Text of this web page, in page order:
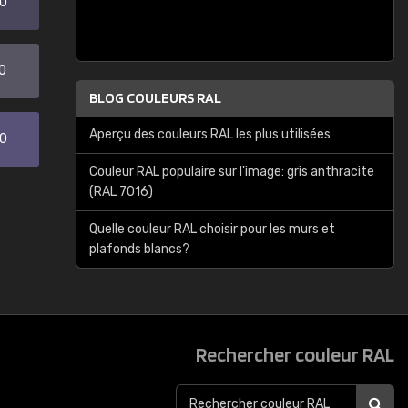
BLOG COULEURS RAL
Aperçu des couleurs RAL les plus utilisées
Couleur RAL populaire sur l'image: gris anthracite
(RAL 7016)
Quelle couleur RAL choisir pour les murs et
plafonds blancs?
Rechercher couleur RAL